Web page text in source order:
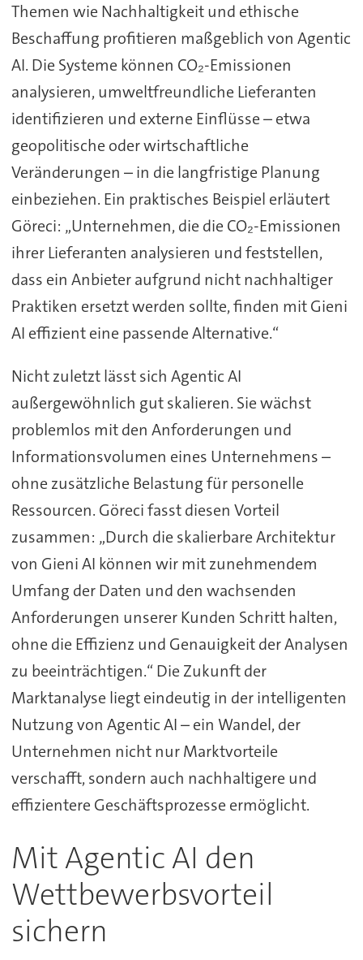
Themen wie Nachhaltigkeit und ethische
Beschaffung profitieren maßgeblich von Agentic
AI. Die Systeme können CO₂-Emissionen
analysieren, umweltfreundliche Lieferanten
identifizieren und externe Einflüsse – etwa
geopolitische oder wirtschaftliche
Veränderungen – in die langfristige Planung
einbeziehen. Ein praktisches Beispiel erläutert
Göreci: „Unternehmen, die die CO₂-Emissionen
ihrer Lieferanten analysieren und feststellen,
dass ein Anbieter aufgrund nicht nachhaltiger
Praktiken ersetzt werden sollte, finden mit Gieni
AI effizient eine passende Alternative.“
Nicht zuletzt lässt sich Agentic AI
außergewöhnlich gut skalieren. Sie wächst
problemlos mit den Anforderungen und
Informationsvolumen eines Unternehmens –
ohne zusätzliche Belastung für personelle
Ressourcen. Göreci fasst diesen Vorteil
zusammen: „Durch die skalierbare Architektur
von Gieni AI können wir mit zunehmendem
Umfang der Daten und den wachsenden
Anforderungen unserer Kunden Schritt halten,
ohne die Effizienz und Genauigkeit der Analysen
zu beeinträchtigen.“ Die Zukunft der
Marktanalyse liegt eindeutig in der intelligenten
Nutzung von Agentic AI – ein Wandel, der
Unternehmen nicht nur Marktvorteile
verschafft, sondern auch nachhaltigere und
effizientere Geschäftsprozesse ermöglicht.
Mit Agentic AI den
Wettbewerbsvorteil
sichern